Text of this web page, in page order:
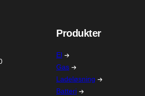
Produkter
El
Gas
Ladeløsning
Batteri